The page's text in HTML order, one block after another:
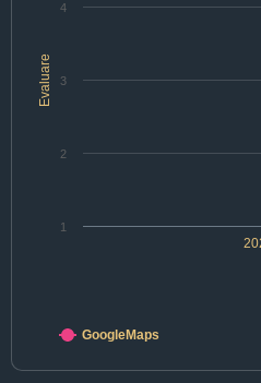
Evaluare
1
2
3
4
GoogleMaps